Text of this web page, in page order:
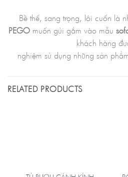
Bề thế, sang trọng, lôi cuốn là
PEGO muốn gửi gắm vào mẫu
khách hàng
nghiệm sử dụng những sản
RELATED PRODUCTS